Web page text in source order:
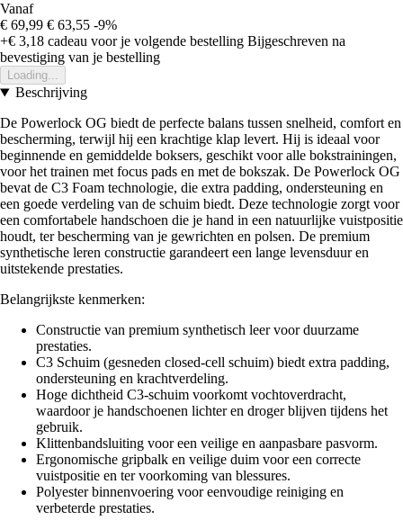
Vanaf
€ 69,99 € 63,55 -9%
+€ 3,18 cadeau voor je volgende bestelling Bijgeschreven na
bevestiging van je bestelling
Loading...
Beschrijving
De Powerlock OG biedt de perfecte balans tussen snelheid, comfort en
bescherming, terwijl hij een krachtige klap levert. Hij is ideaal voor
beginnende en gemiddelde boksers, geschikt voor alle bokstrainingen,
voor het trainen met focus pads en met de bokszak. De Powerlock OG
bevat de C3 Foam technologie, die extra padding, ondersteuning en
een goede verdeling van de schuim biedt. Deze technologie zorgt voor
een comfortabele handschoen die je hand in een natuurlijke vuistpositie
houdt, ter bescherming van je gewrichten en polsen. De premium
synthetische leren constructie garandeert een lange levensduur en
uitstekende prestaties.
Belangrijkste kenmerken:
Constructie van premium synthetisch leer voor duurzame
prestaties.
C3 Schuim (gesneden closed-cell schuim) biedt extra padding,
ondersteuning en krachtverdeling.
Hoge dichtheid C3-schuim voorkomt vochtoverdracht,
waardoor je handschoenen lichter en droger blijven tijdens het
gebruik.
Klittenbandsluiting voor een veilige en aanpasbare pasvorm.
Ergonomische gripbalk en veilige duim voor een correcte
vuistpositie en ter voorkoming van blessures.
Polyester binnenvoering voor eenvoudige reiniging en
verbeterde prestaties.